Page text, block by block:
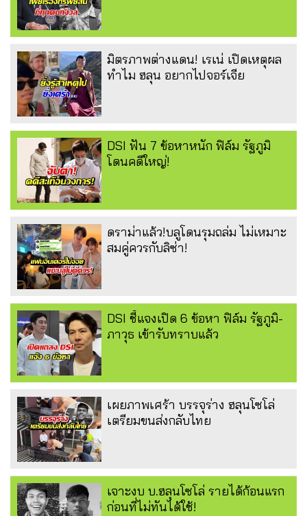
มิตรภาพต่างแดน! เรเน่ เปิดเหตุผล
ทำไม ฮลุน อยากไปจอร์เจีย
DSI ฟัน 7 ข้อหาหนัก ฟิล์ม รัฐภูมิ
โดนคดีใหญ่!
ดราม่าแล้ว!บลูโดนรุมถล่ม ไม่เหมาะ
สมคู่ควรกับลิซ่า!
DSI ชี้แจงเปิด 6 ข้อหา ฟิล์ม รัฐภูมิ-
ภาวุธ เข้ารับทราบแล้ว
เผยภาพเศร้า บรรจุร่าง ฮลุนโซโล่
เตรียมขนส่งกลับไทย
เจาะงบ บ.ฮลุนโซโล่ รายได้ก้อนแรก
ก่อนที่ไม่ทันได้ใช้!